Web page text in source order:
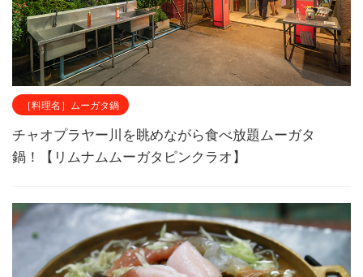
［料理名］ムーガタ鍋
チャオプラヤー川を眺めながら食べ放題ムーガタ
鍋！【リムナムムーガタピンクラオ】